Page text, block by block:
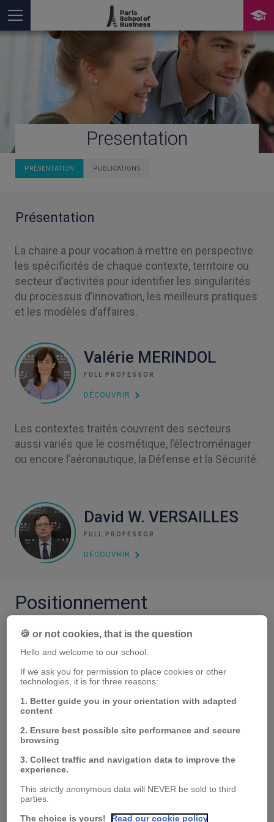
Vous êtes ici
Presentation
PRÉSENTATION PUBLICATIONS
Présentation
La chaire a pour vocation à mettre en perspective
les spécificités de chaque contexte, territoire ou
secteur d’activités pour identifier les singularités
du processus d’innovation, les meilleurs pratiques
et les modèles d’affaires.
Valérie MERINDOL
FULL PROFESSOR
DÉCOUVRIR
Les contextes traités couvrent des secteurs
aussi variés que le cosmétique, l’électroménager
ou encore l’aéronautique, la Défense et la Sécurité.
David W. VERSAILLES
FULL PROFESSOR
DÉCOUVRIR
Positionnement
La chaire poursuit une triple activité :
Formation de futures générations de
manageurs au sein de PSB sur les
thèmes liés aux nouvelles pratiques de
management de l’innovation et de la
Missions de recherche et d’expertise
pour contribuer aux réflexions des
partenaires privés et institutionnels sur
l’évolution des pratiques de l’innovation
et de la créativité, par le moyen de projet
🍪 or not cookies, that is the question
Hello and welcome to our school.
If we ask you for permission to place cookies or other
technologies, it is for three reasons:
1. Better guide you in your orientation with adapted
content
2. Ensure best possible site performance and secure
browsing
3. Collect traffic and navigation data to improve the
experience.
This strictly anonymous data will NEVER be sold to third
parties.
The choice is yours!
Read our cookie policy